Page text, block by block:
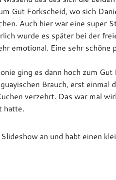
Gut Forkscheid, wo sich
Auch hier war eine super
wurde es später bei der
emotional. Eine sehr
ging es dann hoch zum
Brauch, erst einmal
verzehrt. Das war mal
hatte.
an und habt einen